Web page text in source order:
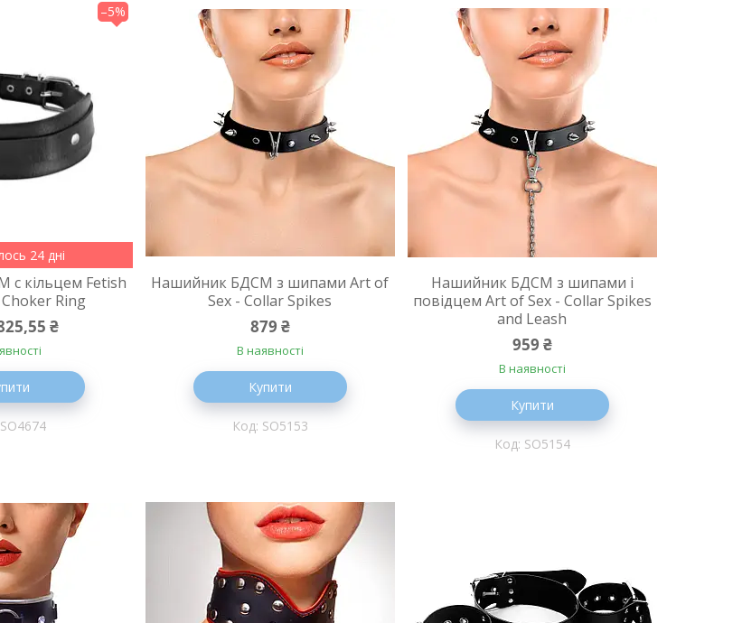
–5%
24 дні
кільцем Fetish
Ring
₴
SO4674
Нашийник БДСМ з шипами Art of
Sex - Collar Spikes
879 ₴
В наявності
Купити
SO5153
Нашийник БДСМ з шипами і
повідцем Art of Sex - Collar Spikes
and Leash
959 ₴
В наявності
Купити
SO5154